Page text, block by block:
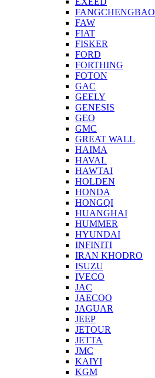
FANGCHENGBAO
FAW
FIAT
FISKER
FORD
FORTHING
FOTON
GAC
GEELY
GENESIS
GEO
GMC
GREAT WALL
HAIMA
HAVAL
HAWTAI
HOLDEN
HONDA
HONGQI
HUANGHAI
HUMMER
HYUNDAI
INFINITI
IRAN KHODRO
ISUZU
IVECO
JAC
JAECOO
JAGUAR
JEEP
JETOUR
JETTA
JMC
KAIYI
KGM